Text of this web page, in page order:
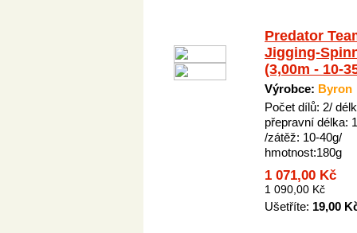
Predator
Jigging-
(3,00m - 10-
Výrobce: Byron
Počet dílů: 2/
přepravní délka:
/zátěž: 10-40g/
hmotnost:180g
1 071,00 Kč
1 090,00 Kč
Ušetříte: 19,00